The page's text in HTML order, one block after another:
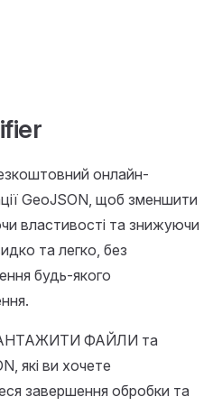
онлайн-
GeoJSON, щоб зменшити
властивості та знижуючи
та легко, без
будь-якого
ФАЙЛИ та
які ви хочете
завершення обробки та